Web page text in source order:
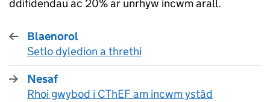
ddifidendau ac 20% ar unrhyw incwm arall.
Blaenorol
:
Setlo dyledion a threthi
Nesaf
:
Rhoi gwybod i CThEF am incwm ystâd